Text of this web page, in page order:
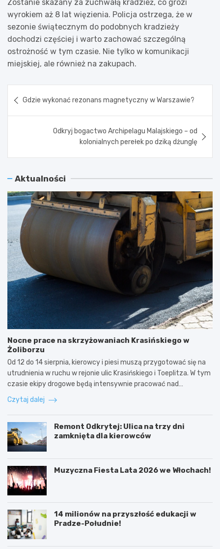
Zostanie skazany za zuchwałą kradzież, co grozi
wyrokiem aż 8 lat więzienia. Policja ostrzega, że w
sezonie świątecznym do podobnych kradzieży
dochodzi częściej i warto zachować szczególną
ostrożność w tym czasie. Nie tylko w komunikacji
miejskiej, ale również na zakupach.
wpisu
Gdzie wykonać rezonans magnetyczny w Warszawie?
Odkryj bogactwo Archipelagu Malajskiego – od
kolonialnych perełek po dziką dżunglę
Aktualności
Nocne prace na skrzyżowaniach Krasińskiego w
Żoliborzu
Od 12 do 14 sierpnia, kierowcy i piesi muszą przygotować się na
utrudnienia w ruchu w rejonie ulic Krasińskiego i Toeplitza. W tym
czasie ekipy drogowe będą intensywnie pracować nad…
Czytaj dalej
Remont Odkrytej: Ulica na trzy dni
zamknięta dla kierowców
Muzyczna Fiesta Lata 2026 we Włochach!
14 milionów na przyszłość edukacji w
Pradze-Południe!